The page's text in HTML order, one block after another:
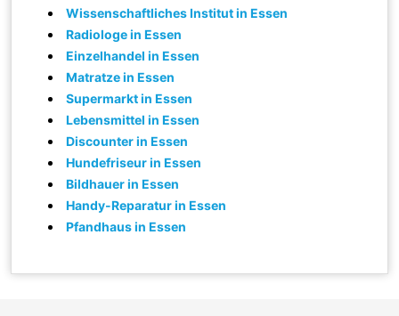
Wissenschaftliches Institut in Essen
Radiologe in Essen
Einzelhandel in Essen
Matratze in Essen
Supermarkt in Essen
Lebensmittel in Essen
Discounter in Essen
Hundefriseur in Essen
Bildhauer in Essen
Handy-Reparatur in Essen
Pfandhaus in Essen